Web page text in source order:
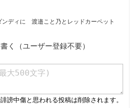
ンディに 渡邉こと乃とレッドカーペット
く（ユーザー登録不要）